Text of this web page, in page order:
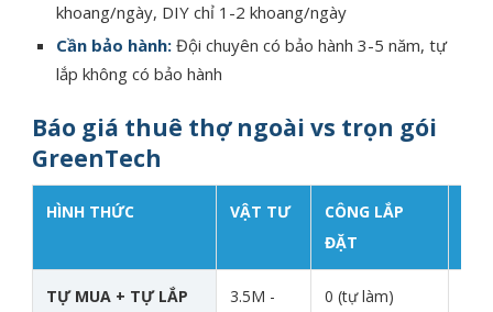
khoang/ngày, DIY chỉ 1-2 khoang/ngày
Cần bảo hành: Đội chuyên có bảo hành 3-5 năm, tự
lắp không có bảo hành
Báo giá thuê thợ ngoài vs trọn gói
GreenTech
HÌNH THỨC VẬT TƯ
CÔNG LẮP
ĐẶT
TỰ MUA + TỰ LẮP
3.5M -
0 (tự làm)